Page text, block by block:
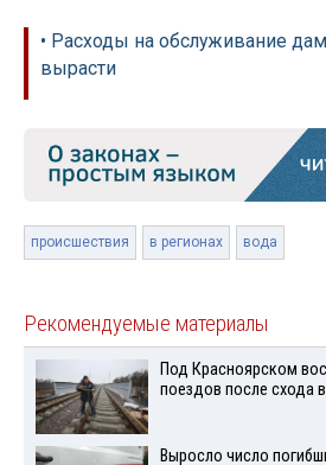
• Расходы на обслуживание
вырасти
происшествия в регионах вода
Рекомендуемые материалы
Под Красноярском
поездов после схода
Выросло число